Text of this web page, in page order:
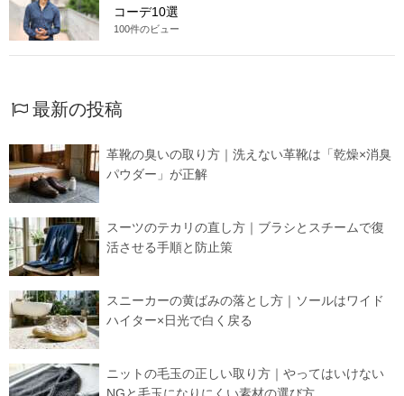
コーデ10選
100件のビュー
最新の投稿
革靴の臭いの取り方｜洗えない革靴は「乾燥×消臭
パウダー」が正解
スーツのテカリの直し方｜ブラシとスチームで復
活させる手順と防止策
スニーカーの黄ばみの落とし方｜ソールはワイド
ハイター×日光で白く戻る
ニットの毛玉の正しい取り方｜やってはいけない